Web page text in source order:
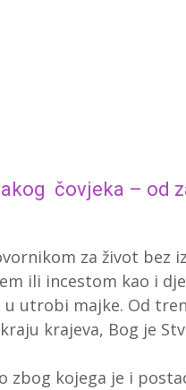
čovjeka – od
za život bez
ili incestom kao i
utrobi majke. Od
krajeva, Bog je
zbog kojega je i